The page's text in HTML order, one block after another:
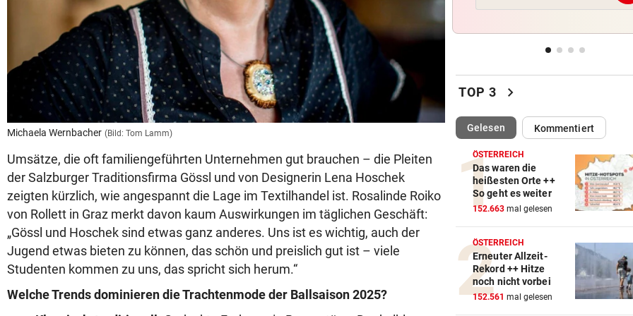
Michaela Wernbacher (Bild: Tom Lamm)
Umsätze, die oft familiengeführten Unternehmen gut brauchen – die Pleiten
der Salzburger Traditionsfirma Gössl und von Designerin Lena Hoschek
zeigten kürzlich, wie angespannt die Lage im Textilhandel ist. Rosalinde Roiko
von Rollett in Graz merkt davon kaum Auswirkungen im täglichen Geschäft:
„Gössl und Hoschek sind etwas ganz anderes. Uns ist es wichtig, auch der
Jugend etwas bieten zu können, das schön und preislich gut ist – viele
Studenten kommen zu uns, das spricht sich herum.“
Welche Trends dominieren die Trachtenmode der Ballsaison 2025?
Getöteter Kater:
Polizist belästigte Frau mit
Nachrichten
REKORDSOMMER IN Ö vor
Hitze, Brände, Unwetter:
Einsatzkräfte gefordert!
BRISANTE ERMITTLUNGEN vor
Tragödie! Brasilien-Talent
TOP 3 chevron_right
Gelesen(ausgewählt)Kommentiert
ÖSTERREICH
Das waren die
heißesten Orte ++
So geht es weiter
152.663 mal gelesen
ÖSTERREICH
Erneuter Allzeit-
Rekord ++ Hitze
noch nicht vorbei
152.561 mal gelesen